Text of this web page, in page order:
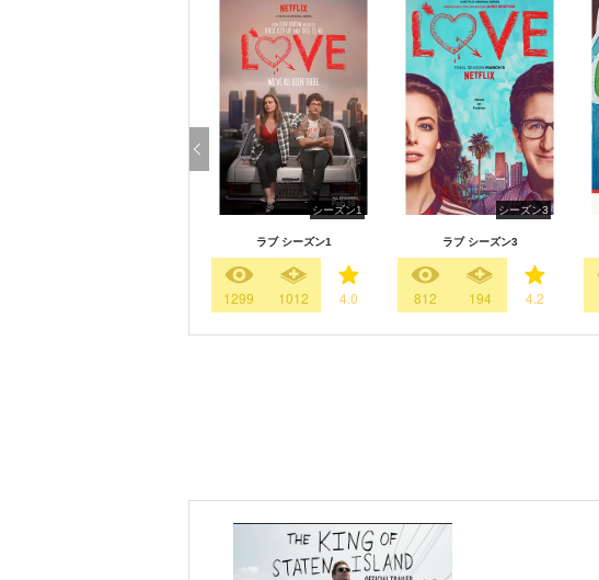
シーズン1
ラブ シーズン1
1299 1012 4.0
シーズン3
ラブ シーズン3
812 194 4.2